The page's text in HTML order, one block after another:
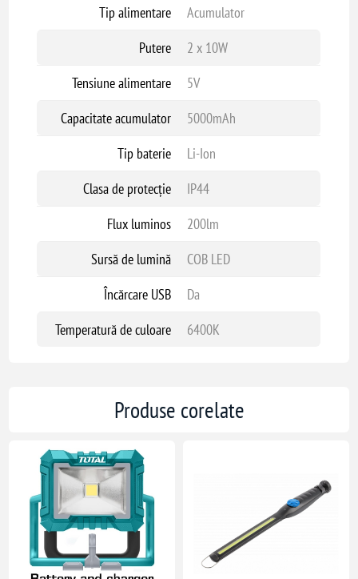
Tip alimentare
Acumulator
Putere
2 x 10W
Tensiune alimentare
5V
Capacitate acumulator
5000mAh
Tip baterie
Li-Ion
Clasa de protecție
IP44
Flux luminos
200lm
Sursă de lumină
COB LED
Încărcare USB
Da
Temperatură de culoare
6400K
Produse corelate